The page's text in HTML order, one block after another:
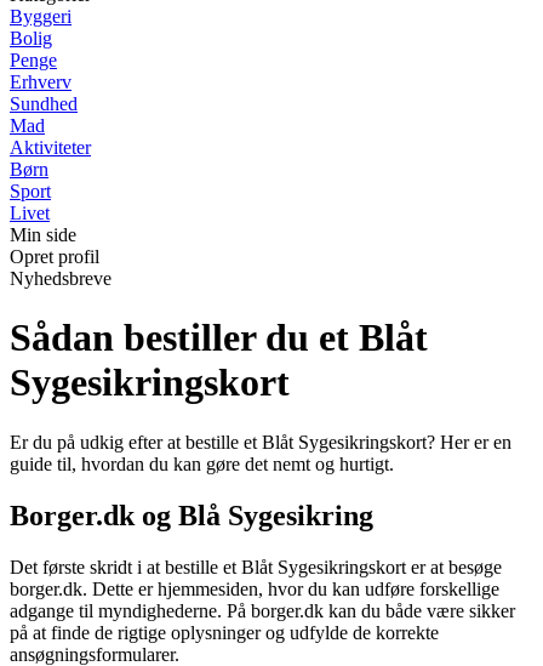
Byggeri
Bolig
Penge
Erhverv
Sundhed
Mad
Aktiviteter
Børn
Sport
Livet
Min side
Opret profil
Nyhedsbreve
Sådan bestiller du et Blåt
Sygesikringskort
Er du på udkig efter at bestille et Blåt Sygesikringskort? Her er en
guide til, hvordan du kan gøre det nemt og hurtigt.
Borger.dk og Blå Sygesikring
Det første skridt i at bestille et Blåt Sygesikringskort er at besøge
borger.dk. Dette er hjemmesiden, hvor du kan udføre forskellige
adgange til myndighederne. På borger.dk kan du både være sikker
på at finde de rigtige oplysninger og udfylde de korrekte
ansøgningsformularer.